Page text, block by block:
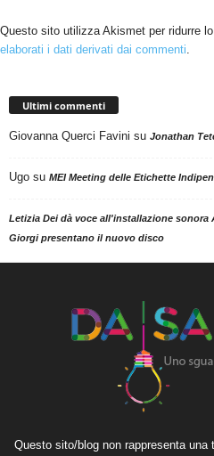
Questo sito utilizza Akismet per ridurre
elaborati i dati derivati dai commenti.
Ultimi commenti
Giovanna Querci Favini su Jonathan
Ugo su MEI Meeting delle Etichette
Letizia Dei dà voce all'installazione sonora
Giorgi presentano il nuovo disco
Questo sito/blog non rappresenta